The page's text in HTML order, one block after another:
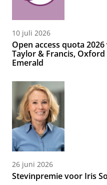
10 juli 2026
Open access quota
Taylor & Francis,
Emerald
26 juni 2026
Stevinpremie voor Iris